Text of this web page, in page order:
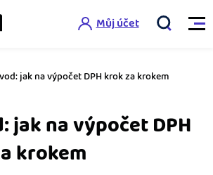
Můj účet
jak na výpočet DPH krok za krokem
jak na výpočet DPH
krokem